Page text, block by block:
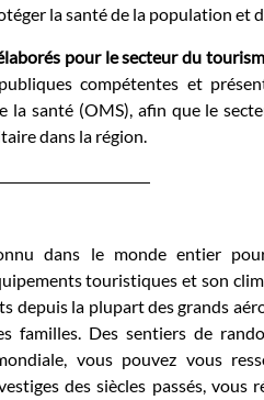
la santé de la population et
pour le secteur du
compétentes et
santé (OMS), afin que le
dans la région.
dans le monde entier
touristiques et son
depuis la plupart des grands
familles. Des sentiers de
vous pouvez vous
des siècles passés, vous